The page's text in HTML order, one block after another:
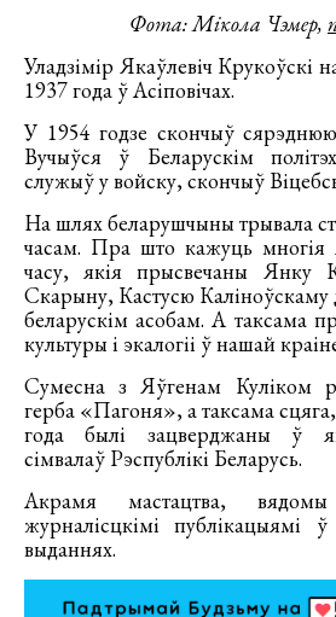
Фота: Мікола Чэмер,
Уладзімір Якаўлевіч Крукоўскі
1937 года ў Асіповічах.
У 1954 годзе скончыў
Вучыўся ў Беларускім
служыў у войску, скончыў
На шлях беларушчыны трывала
часам. Пра што кажуць многія
часу, якія прысвечаны Янку
Скарыну, Кастусю
беларускім асобам. А таксама
культуры і экалогіі ў нашай
Сумесна з Яўгенам Куліком
герба «Пагоня», а таксама
года былі зацверджаны ў
сімвалаў Рэспублікі Беларусь.
Акрамя мастацтва,
журналісцкімі публікацыямі ў
выданнях.